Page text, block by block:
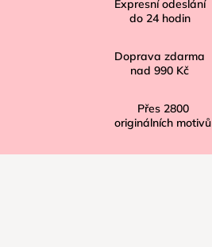
Expresní odeslání
do 24 hodin
Doprava zdarma
nad 990 Kč
Přes 2800
originálních motivů